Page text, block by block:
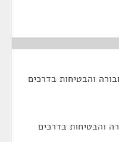
והבטיחות בדרכים
והבטיחות בדרכים